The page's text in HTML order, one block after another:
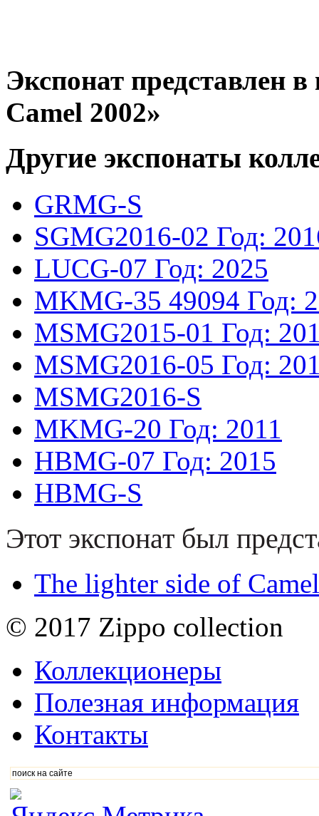
Экспонат представлен
Camel 2002»
Другие экспонаты
GRMG-S
SGMG2016-02 Год:
LUCG-07 Год: 2025
MKMG-35 49094 Год:
MSMG2015-01 Год:
MSMG2016-05 Год:
MSMG2016-S
MKMG-20 Год: 2011
HBMG-07 Год: 2015
HBMG-S
Этот экспонат был
The lighter side of
© 2017 Zippo collection
Коллекционеры
Полезная информация
Контакты